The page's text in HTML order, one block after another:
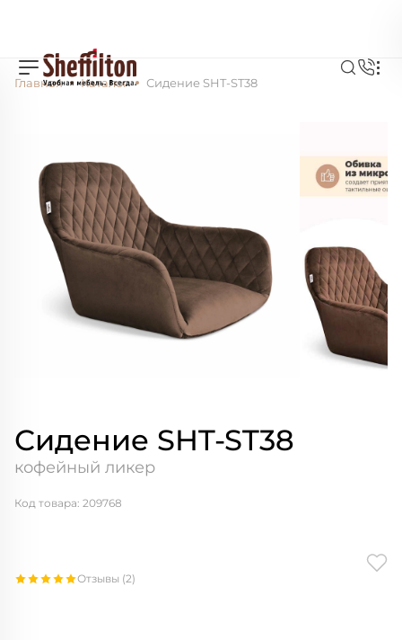
Главная Каталог Сидение SHT-ST38
Сидение SHT-ST38
кофейный ликер
Отзывы (2)
Код товара: 209768